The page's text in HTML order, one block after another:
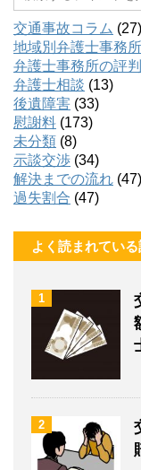
交通事故コラム (27)
地域別弁護士事務所
弁護士事務所の評判
弁護士相談 (13)
後遺障害 (33)
慰謝料 (173)
未分類 (8)
示談交渉 (34)
解決までの流れ (47)
過失割合 (47)
よく読まれてい
1
2